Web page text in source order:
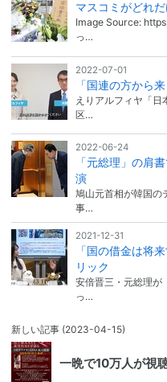
マスコミがどれ
Image Source:
っ…
2022-07-01
「国連の方から
えりアルフィヤ「日
区…
2022-06-24
「元総理」の肩
演
鳩山元首相が韓国の
事…
2021-12-31
「国の借金は将
リック
安倍晋三・元総理が
っ…
新しい記事 (2023-04-15)
一晩で10万人が視